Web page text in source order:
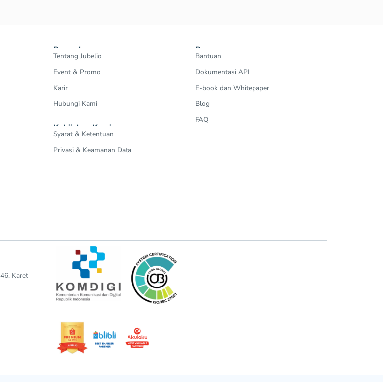
Perusahaan
Tentang Jubelio
Event & Promo
Karir
Hubungi Kami
Kebijakan Kami
Syarat & Ketentuan
Privasi & Keamanan Data
Resources
Bantuan
Dokumentasi API
E-book dan Whitepaper
Blog
FAQ
Karet